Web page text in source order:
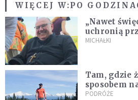
WIĘCEJ W:PO
„Nawet
uchronią
MICHAŁKI
Tam, gdzie
sposobem
tygodnie na
PODRÓŻE